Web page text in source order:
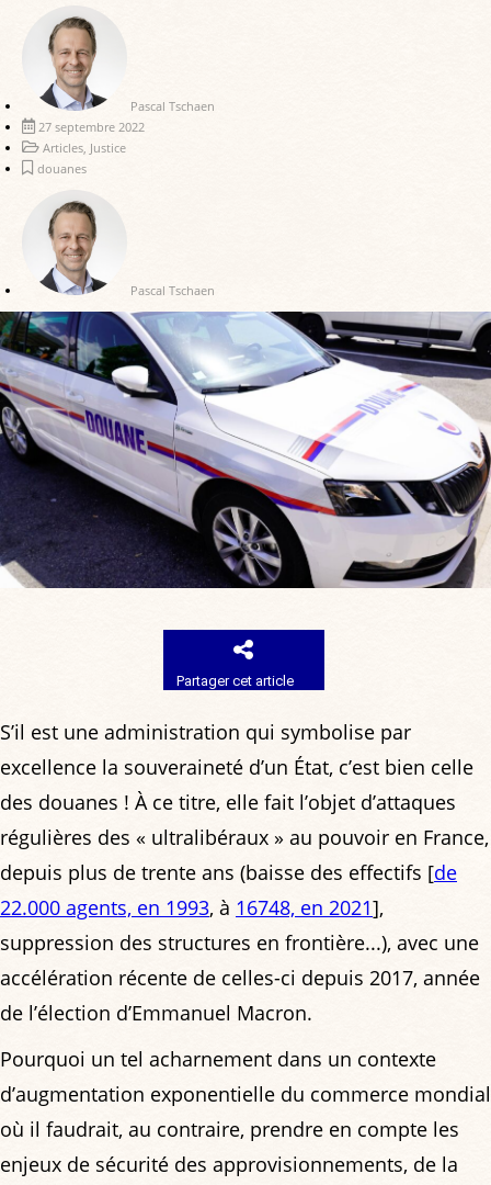
Pascal Tschaen
27 septembre 2022
Articles, Justice
douanes
Pascal Tschaen
Partager cet article
S’il est une administration qui symbolise par
excellence la souveraineté d’un État, c’est bien celle
des douanes ! À ce titre, elle fait l’objet d’attaques
régulières des « ultralibéraux » au pouvoir en France,
depuis plus de trente ans (baisse des effectifs [de
22.000 agents, en 1993, à 16748, en 2021],
suppression des structures en frontière...), avec une
accélération récente de celles-ci depuis 2017, année
de l’élection d’Emmanuel Macron.
Pourquoi un tel acharnement dans un contexte
d’augmentation exponentielle du commerce mondial
où il faudrait, au contraire, prendre en compte les
enjeux de sécurité des approvisionnements, de la